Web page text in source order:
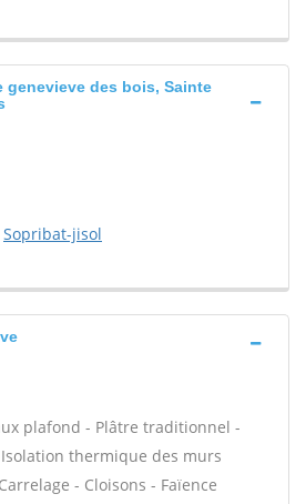
genevieve des bois, Sainte
Sopribat-jisol
plafond - Plâtre traditionnel -
thermique des murs
- Cloisons - Faïence